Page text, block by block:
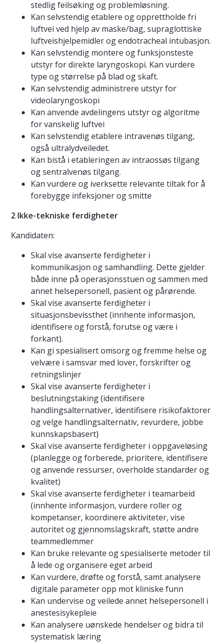
stedlig feilsøking og problemløsning.
Kan selvstendig etablere og opprettholde fri
luftvei ved hjelp av maske/bag, supraglottiske
luftveishjelpemidler og endotracheal intubasjon.
Kan selvstendig montere og funksjonsteste
utstyr for direkte laryngoskopi. Kan vurdere
type og størrelse på blad og skaft.
Kan selvstendig administrere utstyr for
videolaryngoskopi
Kan anvende avdelingens utstyr og algoritme
for vanskelig luftvei
Kan selvstendig etablere intravenøs tilgang,
også ultralydveiledet.
Kan bistå i etableringen av intraossøs tilgang
og sentralvenøs tilgang.
Kan vurdere og iverksette relevante tiltak for å
forebygge infeksjoner og smitte
2 Ikke-tekniske ferdigheter
Kandidaten:
Skal vise avanserte ferdigheter i
kommunikasjon og samhandling. Dette gjelder
både inne på operasjonsstuen og sammen med
annet helsepersonell, pasient og pårørende.
Skal vise avanserte ferdigheter i
situasjonsbevissthet (innhente informasjon,
identifisere og forstå, forutse og være i
forkant).
Kan gi spesialisert omsorg og fremme helse og
velvære i samsvar med lover, forskrifter og
retningslinjer
Skal vise avanserte ferdigheter i
beslutningstaking (identifisere
handlingsalternativer, identifisere risikofaktorer
og velge handlingsalternativ, revurdere, jobbe
kunnskapsbasert)
Skal vise avanserte ferdigheter i oppgaveløsing
(planlegge og forberede, prioritere, identifisere
og anvende ressurser, overholde standarder og
kvalitet)
Skal vise avanserte ferdigheter i teamarbeid
(innhente informasjon, vurdere roller og
kompetanser, koordinere aktiviteter, vise
autoritet og gjennomslagskraft, støtte andre
teammedlemmer
Kan bruke relevante og spesialiserte metoder til
å lede og organisere eget arbeid
Kan vurdere, drøfte og forstå, samt analysere
digitale parameter opp mot kliniske funn
Kan undervise og veilede annet helsepersonell i
anestesisykepleie
Kan analysere uønskede hendelser og bidra til
systematisk læring